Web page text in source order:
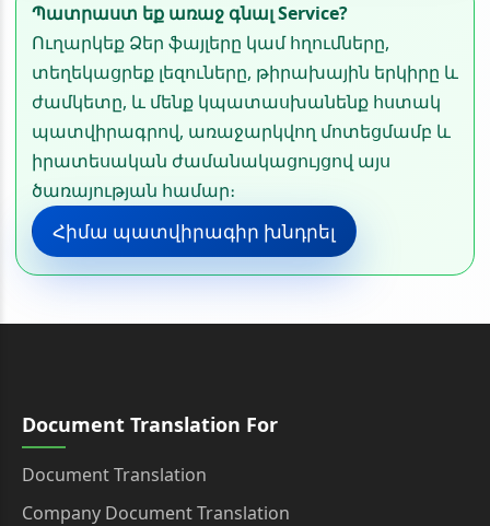
Պատրաստ եք առաջ գնալ Service?
Ուղարկեք Ձեր ֆայլերը կամ հղումները,
տեղեկացրեք լեզուները, թիրախային երկիրը և
ժամկետը, և մենք կպատասխանենք հստակ
պատվիրագրով, առաջարկվող մոտեցմամբ և
իրատեսական ժամանակացույցով այս
ծառայության համար։
Հիմա պատվիրագիր խնդրել
Document Translation For
Document Translation
Company Document Translation